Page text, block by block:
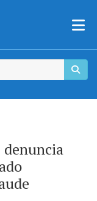
denuncia